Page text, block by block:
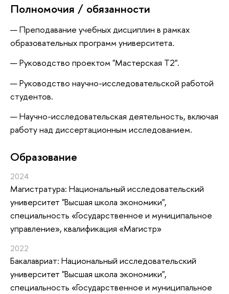
Полномочия / обязанности
Преподавание учебных дисциплин в рамках
образовательных программ университета.
Руководство проектом "Мастерская Т2".
Руководство научно-исследовательской работой
студентов.
Научно-исследовательская деятельность, включая
работу над диссертационным исследованием.
Oбразование
2024
Магистратура: Национальный исследовательский
университет "Высшая школа экономики",
специальность «Государственное и муниципальное
управление», квалификация «Магистр»
2022
Бакалавриат: Национальный исследовательский
университет "Высшая школа экономики",
специальность «Государственное и муниципальное